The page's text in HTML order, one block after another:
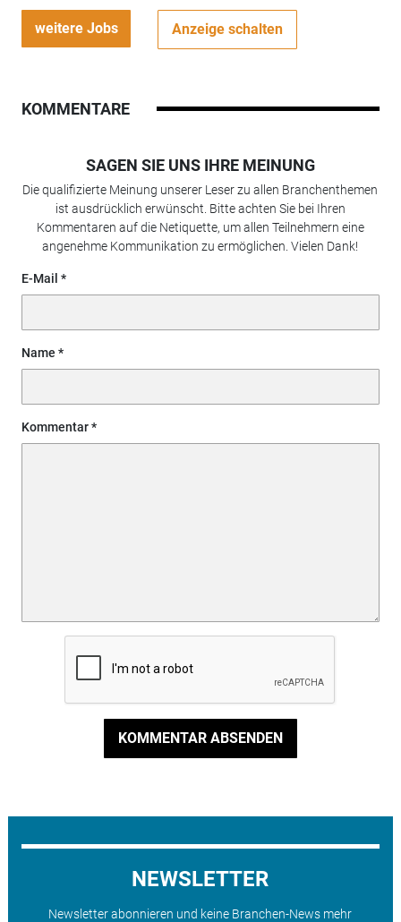
weitere Jobs Anzeige schalten
KOMMENTARE
SAGEN SIE UNS IHRE MEINUNG
Die qualifizierte Meinung unserer Leser zu allen Branchenthemen
ist ausdrücklich erwünscht. Bitte achten Sie bei Ihren
Kommentaren auf die Netiquette, um allen Teilnehmern eine
angenehme Kommunikation zu ermöglichen. Vielen Dank!
E-Mail
Name
Kommentar
KOMMENTAR ABSENDEN
NEWSLETTER
Newsletter abonnieren und keine Branchen-News mehr